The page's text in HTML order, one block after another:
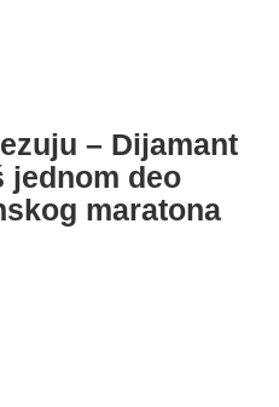
– Dijamant
jednom deo
maratona